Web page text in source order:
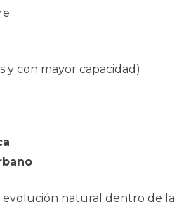
y con mayor capacidad)
natural dentro de la